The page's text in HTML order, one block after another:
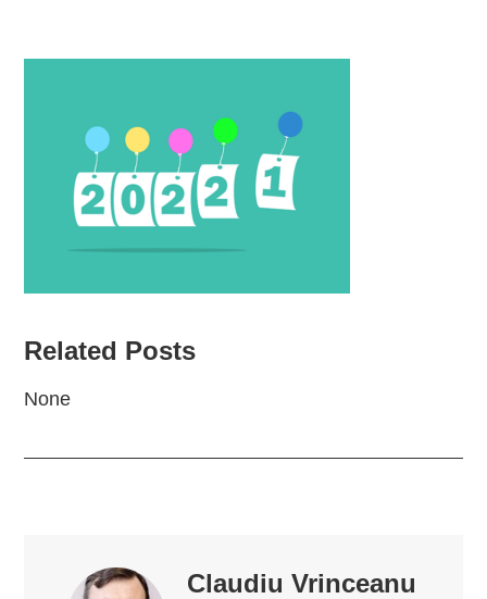
Related Posts
None
Claudiu Vrinceanu